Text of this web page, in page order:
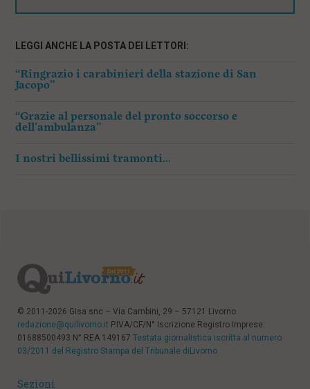
LEGGI ANCHE LA POSTA DEI LETTORI:
“Ringrazio i carabinieri della stazione di San
Jacopo”
“Grazie al personale del pronto soccorso e
dell’ambulanza”
I nostri bellissimi tramonti…
© 2011-2026 Gisa snc – Via Cambini, 29 – 57121 Livorno
redazione@quilivorno.it P.IVA/CF/N° Iscrizione Registro Imprese:
01688500493 N° REA 149167 Testata giornalistica iscritta al numero
03/2011 del Registro Stampa del Tribunale diLivorno
Sezioni